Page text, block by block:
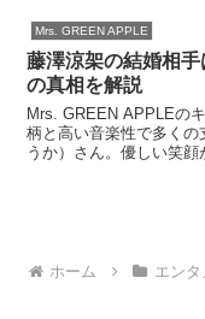
Mrs. GREEN APPLE
藤澤涼架の結婚相
の真相を解説
Mrs. GREEN APPLEの
柄と高い音楽性で多くの
うか）さん。優しい笑顔
ホーム エンタ